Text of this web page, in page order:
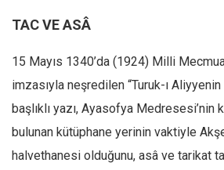
TAC VE ASÂ
15 Mayıs 1340’da (1924) Milli
imzasıyla neşredilen “Turuk-ı Aliyyenin
başlıklı yazı, Ayasofya Medresesi’nin
bulunan kütüphane yerinin vaktiyle
halvethanesi olduğunu, asâ ve tarikat